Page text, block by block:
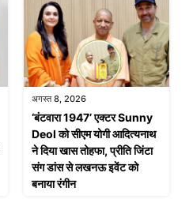
अगस्त 8, 2026
‘बंटवारा 1947’ एक्टर Sunny
Deol को सीएम योगी आदित्यनाथ
ने दिया खास तोहफा, प्रीति जिंटा
संग डांस से लखनऊ इवेंट को
बनाया रंगीन